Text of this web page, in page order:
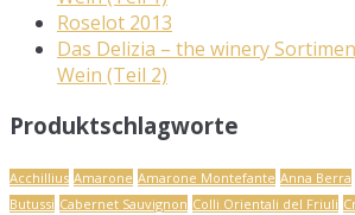
Roselot 2013
Das Delizia – the winery
Wein (Teil 2)
Produktschlagworte
Acchillius Amarone Amarone Montefante Anna Berra
Butussi Cabernet Sauvignon Colli Orientali del Friuli